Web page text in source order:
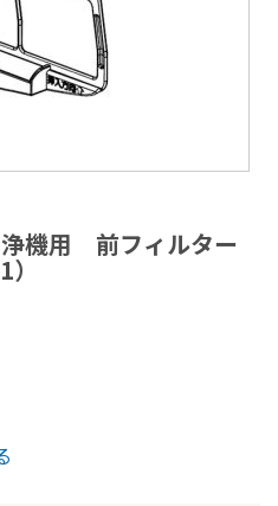
機用 前フィルター